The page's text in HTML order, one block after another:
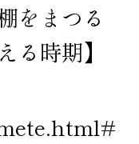
をまつる
る時期】